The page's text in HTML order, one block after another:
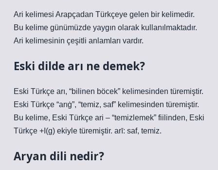
Ari kelimesi Arapçadan Türkçeye gelen bir kelimedir.
Bu kelime günümüzde yaygın olarak kullanılmaktadır.
Ari kelimesinin çeşitli anlamları vardır.
Eski dilde arı ne demek?
Eski Türkçe arı, “bilinen böcek” kelimesinden türemiştir.
Eski Türkçe “arıġ”, “temiz, saf” kelimesinden türemiştir.
Bu kelime, Eski Türkçe ari – “temizlemek” fiilinden, Eski
Türkçe +I(g) ekiyle türemiştir. arī: saf, temiz.
Aryan dili nedir?